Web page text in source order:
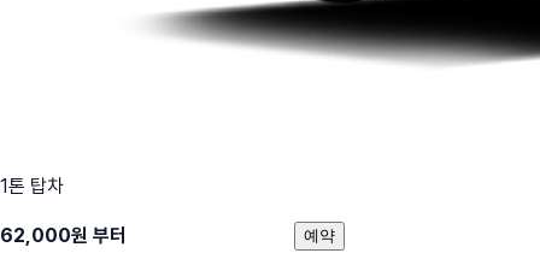
1톤 탑차
62,000원 부터 예약